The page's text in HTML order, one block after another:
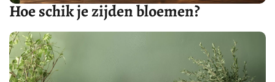
Hoe schik je zijden bloemen?